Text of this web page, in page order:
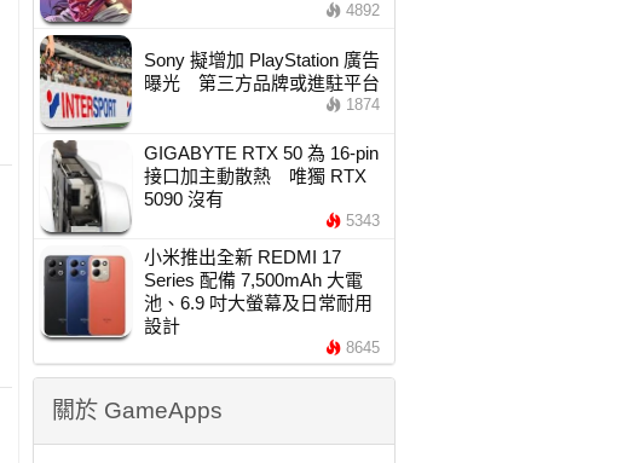
4892
Sony 擬增加 PlayStation 廣告
曝光 第三方品牌或進駐平台
1874
GIGABYTE RTX 50 為 16-pin
接口加主動散熱 唯獨 RTX
5090 沒有
5343
小米推出全新 REDMI 17
Series 配備 7,500mAh 大電
池、6.9 吋大螢幕及日常耐用
設計
8645
關於 GameApps